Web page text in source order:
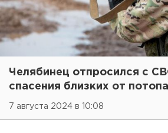
Челябинец отпросился с
спасения близких от
7 августа 2024 в 10:08